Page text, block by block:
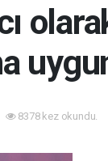
8378 kez okundu.